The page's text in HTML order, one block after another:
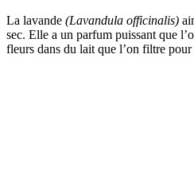
La lavande (Lavandula officinalis)
sec. Elle a un parfum puissant que
fleurs dans du lait que l’on filtre pour